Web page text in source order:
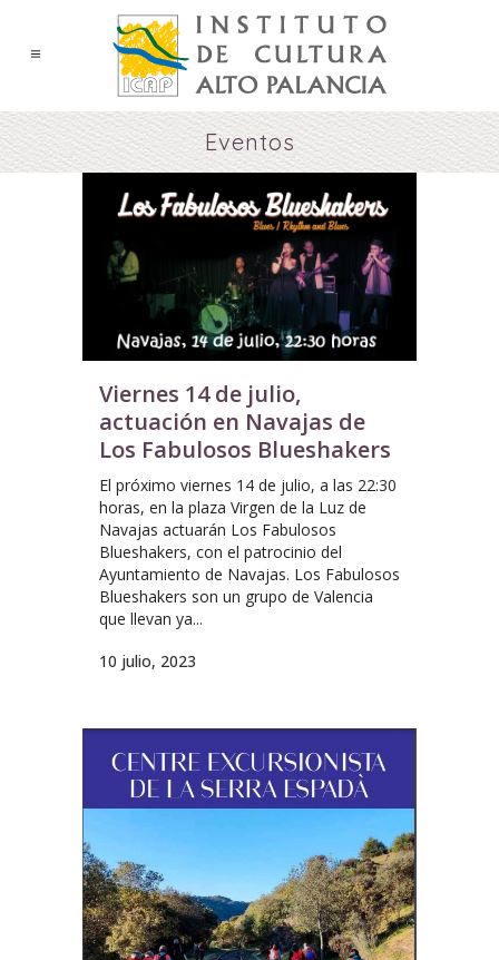
Eventos
Viernes 14 de julio,
actuación en Navajas de
Los Fabulosos Blueshakers
El próximo viernes 14 de julio, a las 22:30
horas, en la plaza Virgen de la Luz de
Navajas actuarán Los Fabulosos
Blueshakers, con el patrocinio del
Ayuntamiento de Navajas. Los Fabulosos
Blueshakers son un grupo de Valencia
que llevan ya...
10 julio, 2023